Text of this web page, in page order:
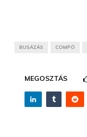
BUSÁZÁS COMPÓ
MEGOSZTÁS